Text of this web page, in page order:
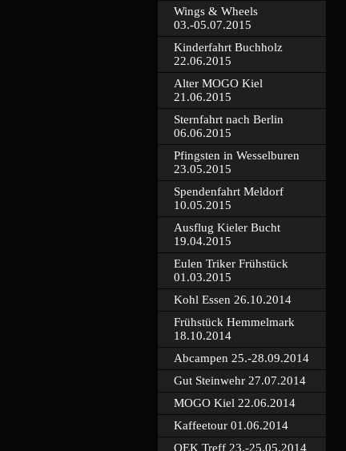
Wings & Wheels
03.-05.07.2015
Kinderfahrt Buchholz
22.06.2015
Alter MOGO Kiel
21.06.2015
Sternfahrt nach Berlin
06.06.2015
Pfingsten in Wesselburen
23.05.2015
Spendenfahrt Meldorf
10.05.2015
Ausflug Kieler Bucht
19.04.2015
Eulen Triker Frühstück
01.03.2015
Kohl Essen 26.10.2014
Frühstück Hemmelmark
18.10.2014
Abcampen 25.-28.09.2014
Gut Steinwehr 27.07.2014
MOGO Kiel 22.06.2014
Kaffeetour 01.06.2014
QEK Treff 23.-25.05.2014